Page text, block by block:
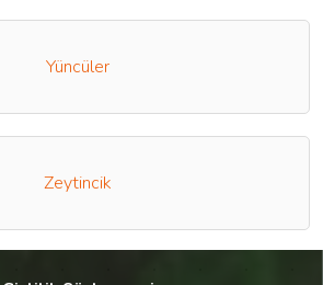
Yüncüler
Zeytincik